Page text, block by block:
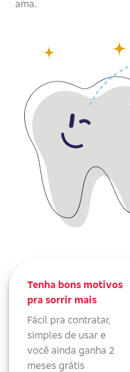
ama.
Tenha bons motivos
pra sorrir mais
Fácil pra contratar,
simples de usar e
você ainda ganha 2
meses grátis